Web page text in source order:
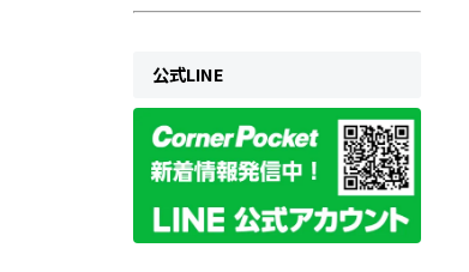
公式LINE